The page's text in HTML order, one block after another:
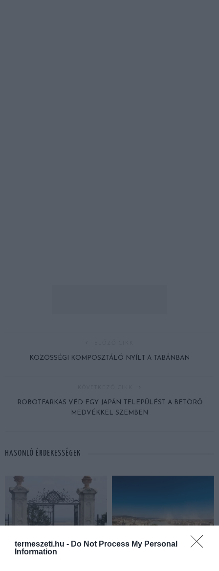
termeszeti.hu - Do Not Process My Personal
Information
KÖZÖSSÉGI KOMPOSZTÁLÓ NYÍLT A TABÁNBAN
ROBOTFARKAS VÉD EGY JAPÁN TELEPÜLÉST A BETÖRŐ
MEDVÉKKEL SZEMBEN
HASONLÓ ÉRDEKESSÉGEK